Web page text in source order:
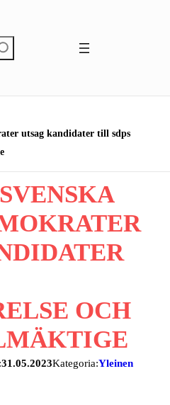
utsag kandidater till sdps
OCH
31.05.2023Kategoria:Yleinen